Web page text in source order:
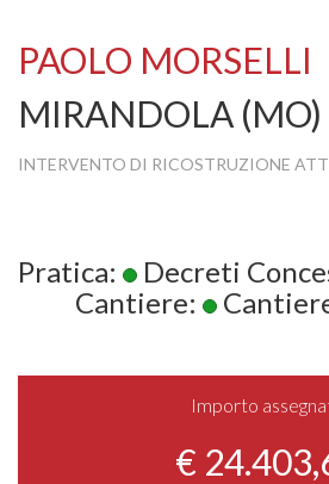
SI
PAOLO MORSELLI
MIRANDOLA (MO)
INTERVENTO DI RICOSTRUZIONE
Pratica: Decreti
Cantiere:
Importo
€